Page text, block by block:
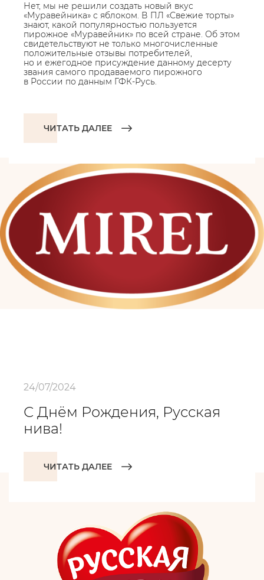
Нет, мы не решили создать новый вкус
«Муравейника» с яблоком. В ПЛ «Свежие торты»
знают, какой популярностью пользуется
пирожное «Муравейник» по всей стране. Об этом
свидетельствуют не только многочисленные
положительные отзывы потребителей,
но и ежегодное присуждение данному десерту
звания самого продаваемого пирожного
в России по данным ГФК-Русь.
ЧИТАТЬ ДАЛЕЕ
24/07/2024
С Днём Рождения, Русская
нива!
ЧИТАТЬ ДАЛЕЕ